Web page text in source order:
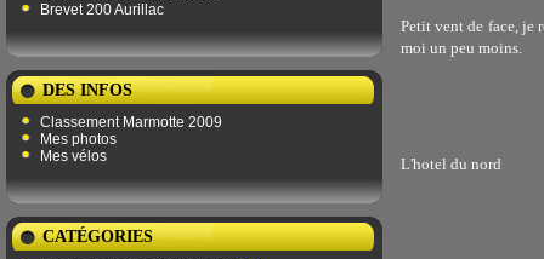
Brevet 200 Aurillac
DES INFOS
Classement Marmotte 2009
Mes photos
Mes vélos
CATÉGORIES
Petit vent de face, je
moi un peu moins.
L'hotel du nord